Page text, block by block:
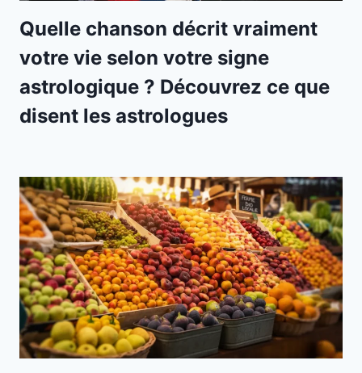
Quelle chanson décrit vraiment
votre vie selon votre signe
astrologique ? Découvrez ce que
disent les astrologues